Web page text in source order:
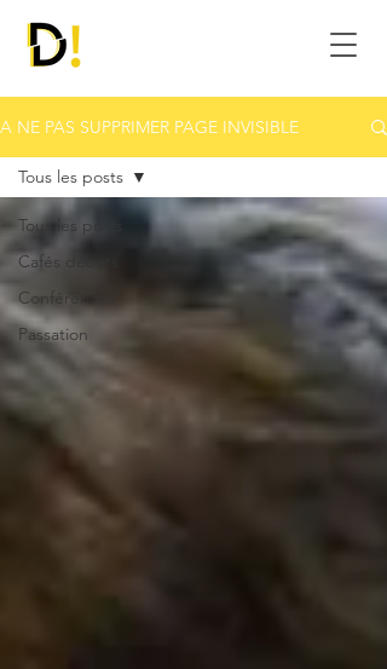
A NE PAS SUPPRIMER PAGE INVISIBLE
Tous les posts
Cafés débats
Conférences
Passation
Tous les posts